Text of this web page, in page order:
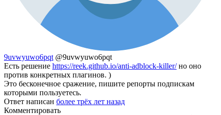
9uvwyuwo6pqt @9uvwyuwo6pqt
Есть решение https://reek.github.io/anti-adblock-killer/но оно
против конкретных плагинов. )
Это бесконечное сражение, пишите репорты подпискам
которыми пользуетесь.
Ответ написан более трёх лет назад
Комментировать